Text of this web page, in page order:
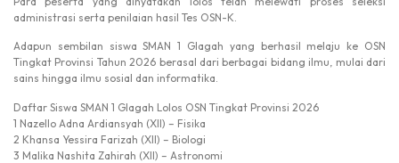
administrasi serta penilaian hasil Tes OSN-K.
Adapun sembilan siswa SMAN 1 Glagah yang berhasil melaju ke OSN
Tingkat Provinsi Tahun 2026 berasal dari berbagai bidang ilmu, mulai dari
sains hingga ilmu sosial dan informatika.
Daftar Siswa SMAN 1 Glagah Lolos OSN Tingkat Provinsi 2026
1 Nazello Adna Ardiansyah (XII) – Fisika
2 Khansa Yessira Farizah (XII) – Biologi
3 Malika Nashita Zahirah (XII) – Astronomi